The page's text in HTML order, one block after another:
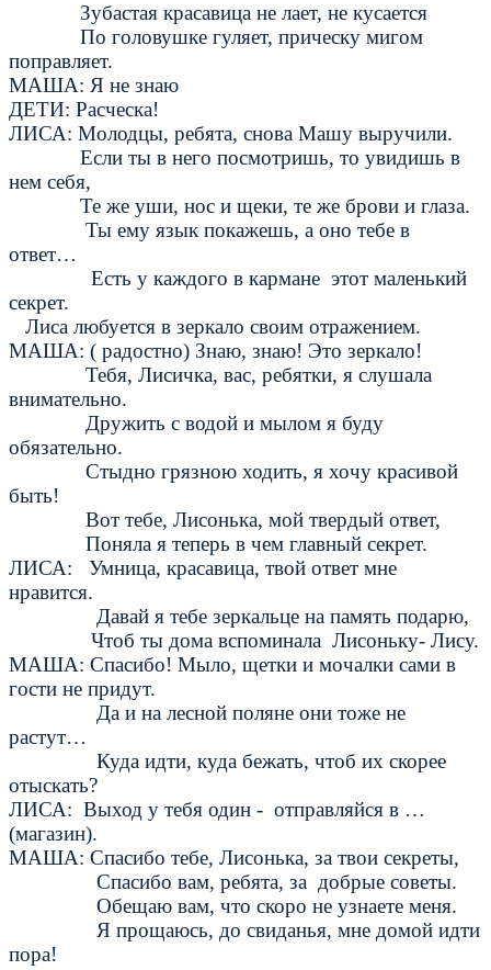
Зубастая красавица не лает, не кусается
По головушке гуляет, прическу мигом
поправляет.
МАША: Я не знаю
ДЕТИ: Расческа!
ЛИСА: Молодцы, ребята, снова Машу выручили.
Если ты в него посмотришь, то увидишь в
нем себя,
Те же уши, нос и щеки, те же брови и глаза.
Ты ему язык покажешь, а оно тебе в
ответ…
Есть у каждого в кармане этот маленький
секрет.
Лиса любуется в зеркало своим отражением.
МАША: ( радостно) Знаю, знаю! Это зеркало!
Тебя, Лисичка, вас, ребятки, я слушала
внимательно.
Дружить с водой и мылом я буду
обязательно.
Стыдно грязною ходить, я хочу красивой
быть!
Вот тебе, Лисонька, мой твердый ответ,
Поняла я теперь в чем главный секрет.
ЛИСА: Умница, красавица, твой ответ мне
нравится.
Давай я тебе зеркальце на память подарю,
Чтоб ты дома вспоминала Лисоньку- Лису.
МАША: Спасибо! Мыло, щетки и мочалки сами в
гости не придут.
Да и на лесной поляне они тоже не
растут…
Куда идти, куда бежать, чтоб их скорее
отыскать?
ЛИСА: Выход у тебя один - отправляйся в …
(магазин).
МАША: Спасибо тебе, Лисонька, за твои секреты,
Спасибо вам, ребята, за добрые советы.
Обещаю вам, что скоро не узнаете меня.
Я прощаюсь, до свиданья, мне домой идти
пора!